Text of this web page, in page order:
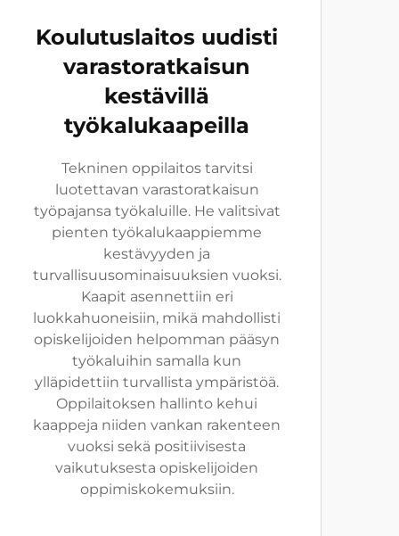
Koulutuslaitos uudisti
varastoratkaisun
kestävillä
työkalukaapeilla
Tekninen oppilaitos tarvitsi
luotettavan varastoratkaisun
työpajansa työkaluille. He valitsivat
pienten työkalukaappiemme
kestävyyden ja
turvallisuusominaisuuksien vuoksi.
Kaapit asennettiin eri
luokkahuoneisiin, mikä mahdollisti
opiskelijoiden helpomman pääsyn
työkaluihin samalla kun
ylläpidettiin turvallista ympäristöä.
Oppilaitoksen hallinto kehui
kaappeja niiden vankan rakenteen
vuoksi sekä positiivisesta
vaikutuksesta opiskelijoiden
oppimiskokemuksiin.